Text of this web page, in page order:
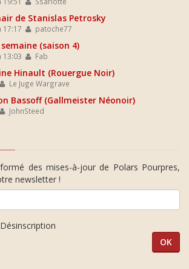
de Stanislas Petrosky
17:17 patoche77
(saison 4)
13:03 Fab
Hinault (Rouergue Noir)
Le Juge Wargrave
Bassoff (Gallmeister Néonoir)
JohnSteed
des mises-à-jour de Polars Pourpres,
newsletter !
Désinscription